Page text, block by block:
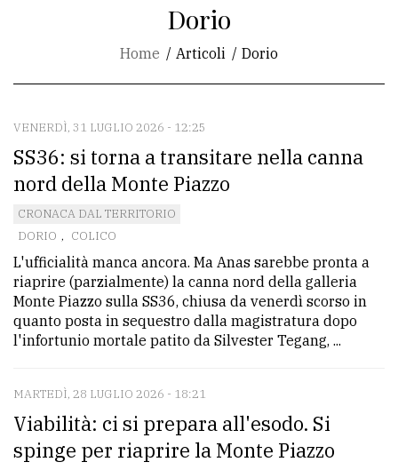
CONTATTI
La
redazione
Scrivici
Per
tua
pubblicità
Cerca
per
comune
Dorio
Home Articoli Dorio
VENERDÌ, 31 LUGLIO 2026 - 12:25
SS36: si torna a transitare nella canna
nord della Monte Piazzo
CRONACA DAL TERRITORIO
DORIO , COLICO
L'ufficialità manca ancora. Ma Anas sarebbe pronta a
riaprire (parzialmente) la canna nord della galleria
Monte Piazzo sulla SS36, chiusa da venerdì scorso in
quanto posta in sequestro dalla magistratura dopo
l'infortunio mortale patito da Silvester Tegang, ...
MARTEDÌ, 28 LUGLIO 2026 - 18:21
Viabilità: ci si prepara all'esodo. Si
spinge per riaprire la Monte Piazzo